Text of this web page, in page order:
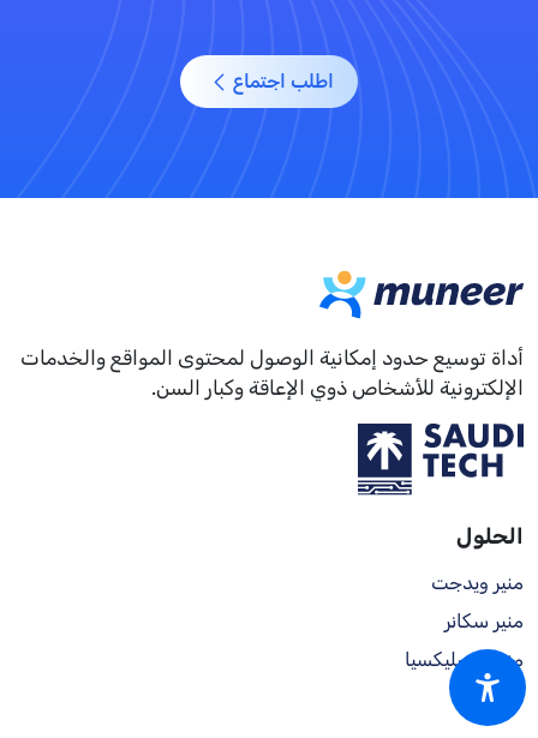
اطلب اجتماع
أداة توسيع حدود إمكانية الوصول لمحتوى المواقع والخدمات
الإلكترونية للأشخاص ذوي الإعاقة وكبار السن.
الحلول
منير ويدجت
منير سكانر
منير ديسليكسيا
منير ريدر